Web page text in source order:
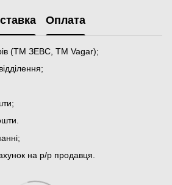
Оплата
(ТМ ЗЕВС, ТМ Vagar);
на р/р продавця.